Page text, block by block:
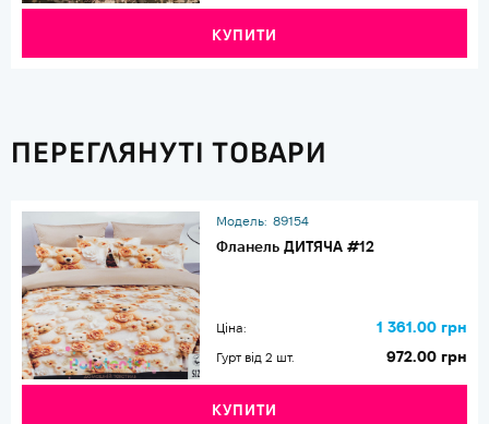
КУПИТИ
ПЕРЕГЛЯНУТІ ТОВАРИ
Модель: 89154
Фланель ДИТЯЧА #12
Ціна: 1 361.00 грн
Гурт від 2 шт. 972.00 грн
КУПИТИ